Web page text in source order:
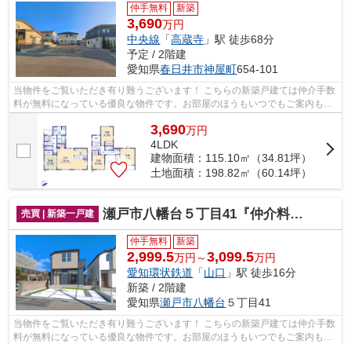
仲手無料 新築
3,690万円
中央線 「高蔵寺 」駅 徒歩68分
予定 / 2階建
愛知県春日井市神屋町654-101
当物件をご覧いただき有り難うございます！ こちらの新築戸建ては仲介手数
料が無料になっている優良な物件です。お部屋のほうもいつでもご案内もさ
3,690万円
4LDK
建物面積：115.10㎡（34.81坪）
土地面積：198.82㎡（60.14坪）
売買 | 新築一戸建 瀬戸市八幡台５丁目41『仲介料無料』新築戸建て
仲手無料 新築
2,999.5万円～3,099.5万円
愛知環状鉄道 「山口 」駅 徒歩16分
新築 / 2階建
愛知県瀬戸市八幡台 ５丁目41
当物件をご覧いただき有り難うございます！ こちらの新築戸建ては仲介手数
料が無料になっている優良な物件です。お部屋のほうもいつでもご案内もさ